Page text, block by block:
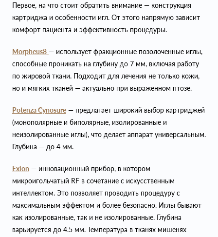
Первое, на что стоит обратить внимание — конструкция
картриджа и особенности игл. От этого напрямую зависит
комфорт пациента и эффективность процедуры.
Morpheus8 — использует фракционные позолоченные иглы,
способные проникать на глубину до 7 мм, включая работу
по жировой ткани. Подходит для лечения не только кожи,
но и мягких тканей — актуально при выраженном птозе.
Potenza Cynosure — предлагает широкий выбор картриджей
(монополярные и биполярные, изолированные и
неизолированные иглы), что делает аппарат универсальным.
Глубина — до 4 мм.
Exion — инновационный прибор, в котором
микроигольчатый RF в сочетание с искусственным
интеллектом. Это позволяет проводить процедуру с
максимальным эффектом и более безопасно. Иглы бывают
как изолированные, так и не изолированные. Глубина
варьируется до 4.5 мм. Температура в тканях мишенях